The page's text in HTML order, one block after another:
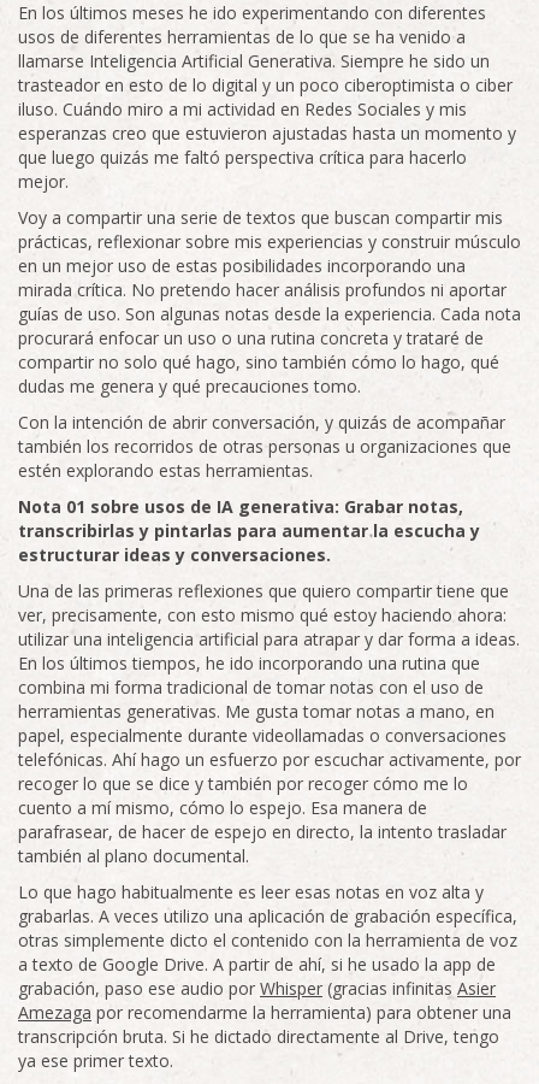
En los últimos meses he ido experimentando con diferentes
usos de diferentes herramientas de lo que se ha venido a
llamarse Inteligencia Artificial Generativa. Siempre he sido un
trasteador en esto de lo digital y un poco ciberoptimista o ciber
iluso. Cuándo miro a mi actividad en Redes Sociales y mis
esperanzas creo que estuvieron ajustadas hasta un momento y
que luego quizás me faltó perspectiva crítica para hacerlo
mejor.
Voy a compartir una serie de textos que buscan compartir mis
prácticas, reflexionar sobre mis experiencias y construir músculo
en un mejor uso de estas posibilidades incorporando una
mirada crítica. No pretendo hacer análisis profundos ni aportar
guías de uso. Son algunas notas desde la experiencia. Cada nota
procurará enfocar un uso o una rutina concreta y trataré de
compartir no solo qué hago, sino también cómo lo hago, qué
dudas me genera y qué precauciones tomo.
Con la intención de abrir conversación, y quizás de acompañar
también los recorridos de otras personas u organizaciones que
estén explorando estas herramientas.
Nota 01 sobre usos de IA generativa: Grabar notas,
transcribirlas y pintarlas para aumentar la escucha y
estructurar ideas y conversaciones.
Una de las primeras reflexiones que quiero compartir tiene que
ver, precisamente, con esto mismo qué estoy haciendo ahora:
utilizar una inteligencia artificial para atrapar y dar forma a ideas.
En los últimos tiempos, he ido incorporando una rutina que
combina mi forma tradicional de tomar notas con el uso de
herramientas generativas. Me gusta tomar notas a mano, en
papel, especialmente durante videollamadas o conversaciones
telefónicas. Ahí hago un esfuerzo por escuchar activamente, por
recoger lo que se dice y también por recoger cómo me lo
cuento a mí mismo, cómo lo espejo. Esa manera de
parafrasear, de hacer de espejo en directo, la intento trasladar
también al plano documental.
Lo que hago habitualmente es leer esas notas en voz alta y
grabarlas. A veces utilizo una aplicación de grabación específica,
otras simplemente dicto el contenido con la herramienta de voz
a texto de Google Drive. A partir de ahí, si he usado la app de
grabación, paso ese audio por Whisper (gracias infinitas Asier
Amezaga por recomendarme la herramienta) para obtener una
transcripción bruta. Si he dictado directamente al Drive, tengo
ya ese primer texto.